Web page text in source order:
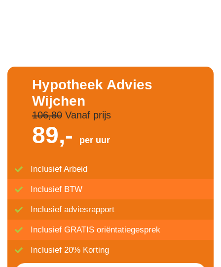
Hypotheek Advies
Wijchen
106,80Vanaf prijs
89,- per uur
Inclusief Arbeid
Inclusief BTW
Inclusief adviesrapport
Inclusief GRATIS oriëntatiegesprek
Inclusief 20% Korting